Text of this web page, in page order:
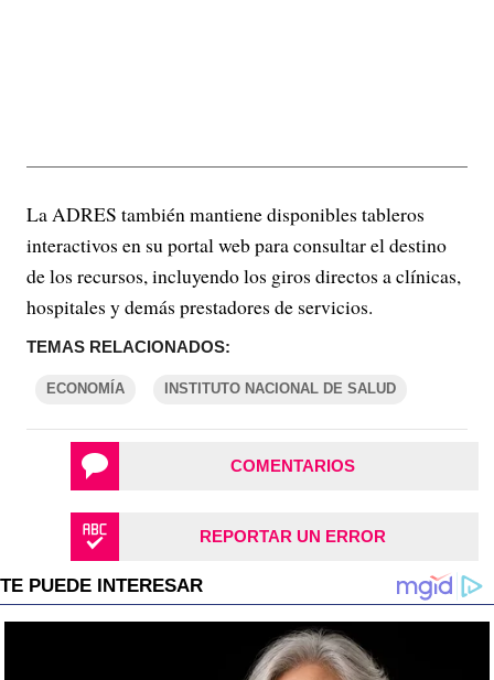
La ADRES también mantiene disponibles tableros
interactivos en su portal web para consultar el destino
de los recursos, incluyendo los giros directos a clínicas,
hospitales y demás prestadores de servicios.
TEMAS RELACIONADOS:
ECONOMÍA INSTITUTO NACIONAL DE SALUD
COMENTARIOS
REPORTAR UN ERROR